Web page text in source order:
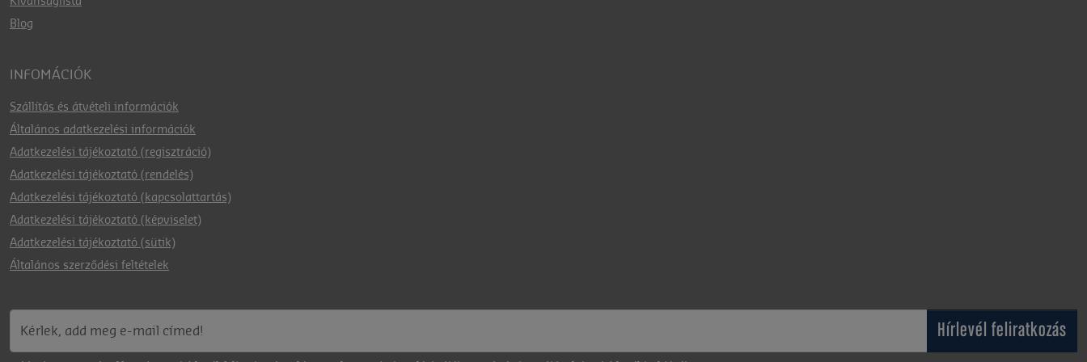
Blog
INFOMÁCIÓK
Szállítás és átvételi információk
Általános adatkezelési információk
Adatkezelési tájékoztató (regisztráció)
Adatkezelési tájékoztató (rendelés)
Adatkezelési tájékoztató (kapcsolattartás)
Adatkezelési tájékoztató (képviselet)
Adatkezelési tájékoztató (sütik)
Általános szerződési feltételek
Hírlevél feliratkozás